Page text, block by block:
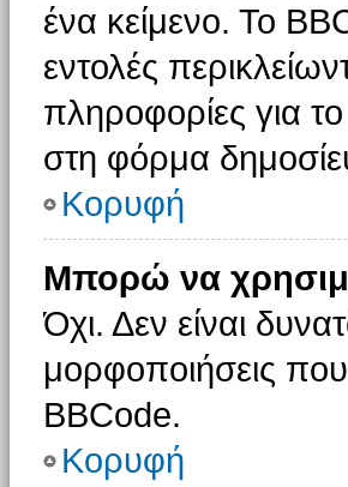
ένα κείμενο. Το
εντολές
πληροφορίες για
στη φόρμα
Κορυφή
Μπορώ να
Όχι. Δεν είναι
μορφοποιήσεις
BBCode.
Κορυφή